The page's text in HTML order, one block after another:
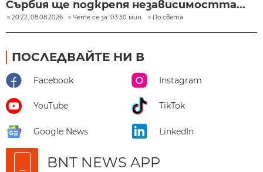
Сърбия ще подкрепя независимостта...
20:22, 08.08.2026 Чете се за: 03:30 мин. По света
ПОСЛЕДВАЙТЕ НИ В
Facebook Instagram
YouTube TikTok
Google News LinkedIn
BNT NEWS APP